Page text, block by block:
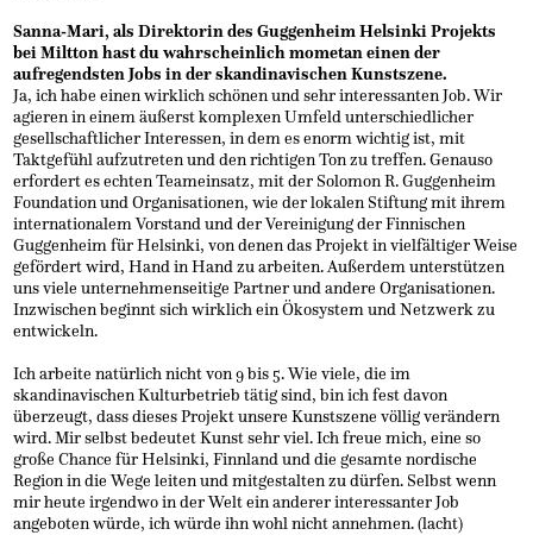
Sanna-Mari, als Direktorin des Guggenheim Helsinki Projekts
bei Miltton hast du wahrscheinlich mometan einen der
aufregendsten Jobs in der skandinavischen Kunstszene.
Ja, ich habe einen wirklich schönen und sehr interessanten Job. Wir
agieren in einem äußerst komplexen Umfeld unterschiedlicher
gesellschaftlicher Interessen, in dem es enorm wichtig ist, mit
Taktgefühl aufzutreten und den richtigen Ton zu treffen. Genauso
erfordert es echten Teameinsatz, mit der Solomon R. Guggenheim
Foundation und Organisationen, wie der lokalen Stiftung mit ihrem
internationalem Vorstand und der Vereinigung der Finnischen
Guggenheim für Helsinki, von denen das Projekt in vielfältiger Weise
gefördert wird, Hand in Hand zu arbeiten. Außerdem unterstützen
uns viele unternehmenseitige Partner und andere Organisationen.
Inzwischen beginnt sich wirklich ein Ökosystem und Netzwerk zu
entwickeln.
Ich arbeite natürlich nicht von 9 bis 5. Wie viele, die im
skandinavischen Kulturbetrieb tätig sind, bin ich fest davon
überzeugt, dass dieses Projekt unsere Kunstszene völlig verändern
wird. Mir selbst bedeutet Kunst sehr viel. Ich freue mich, eine so
große Chance für Helsinki, Finnland und die gesamte nordische
Region in die Wege leiten und mitgestalten zu dürfen. Selbst wenn
mir heute irgendwo in der Welt ein anderer interessanter Job
angeboten würde, ich würde ihn wohl nicht annehmen. (lacht)